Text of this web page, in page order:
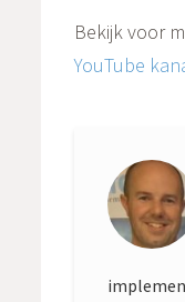
Bekijk voor
YouTube